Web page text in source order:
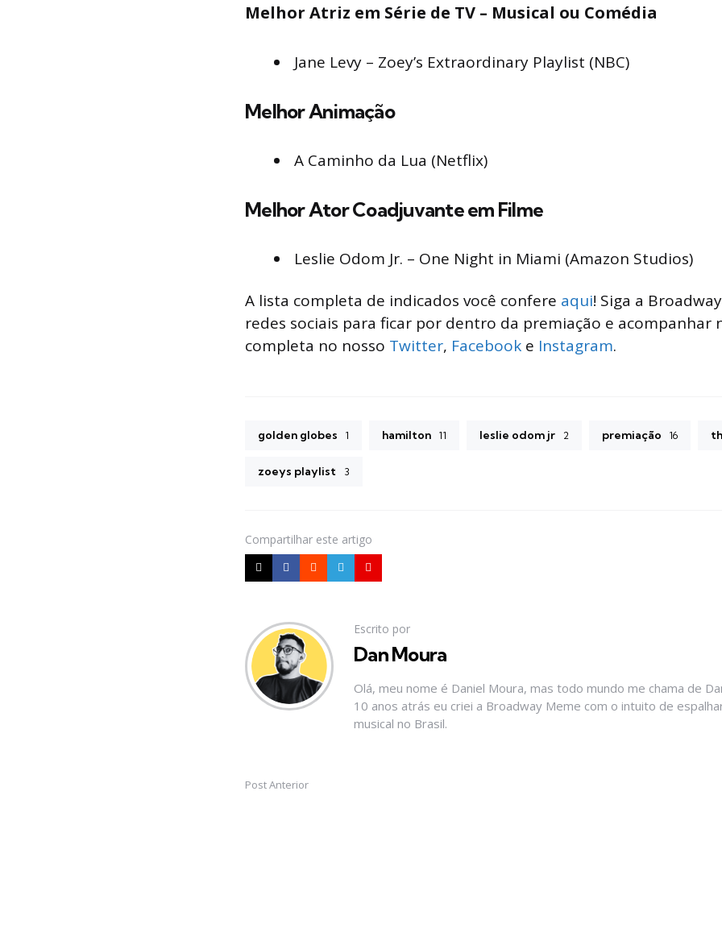
Melhor Atriz em Série de TV – Musical ou Comédia
Jane Levy – Zoey’s Extraordinary Playlist (NBC)
Melhor Animação
A Caminho da Lua (Netflix)
Melhor Ator Coadjuvante em Filme
Leslie Odom Jr. – One Night in Miami (Amazon Studios)
A lista completa de indicados você confere aqui! Siga a
redes sociais para ficar por dentro da premiação e acompanhar
completa no nosso Twitter, Facebook e Instagram.
golden globes 1 hamilton 11 leslie odom jr 2 premiação 16
zoeys playlist 3
Compartilhar este artigo
Escrito por
Dan Moura
Olá, meu nome é Daniel Moura, mas todo mundo me chama de
10 anos atrás eu criei a Broadway Meme com o intuito de
musical no Brasil.
Post
Post Anterior